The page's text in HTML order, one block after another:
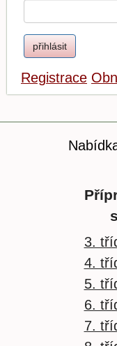
Registrace
3.
4.
5.
6.
7.